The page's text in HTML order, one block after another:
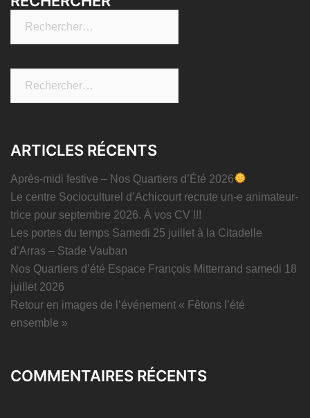
ARTICLES RÉCENTS
Après-midi festive – Nos Quartiers d’Été 2026
Le centre Socioculturel d’Achicourt recrute un-e animateur-
trice pour septembre 2026. À vos CV !!!
Les portes du temps Samedi 25 juillet à la Citadelle
d’Arras – Stade Vauban
Nos Quartiers d’été Espace François Mitterrand samedi 18
juillet 2026
Retour en images de l’événement « Fêtons l’été
ensemble »
COMMENTAIRES RÉCENTS